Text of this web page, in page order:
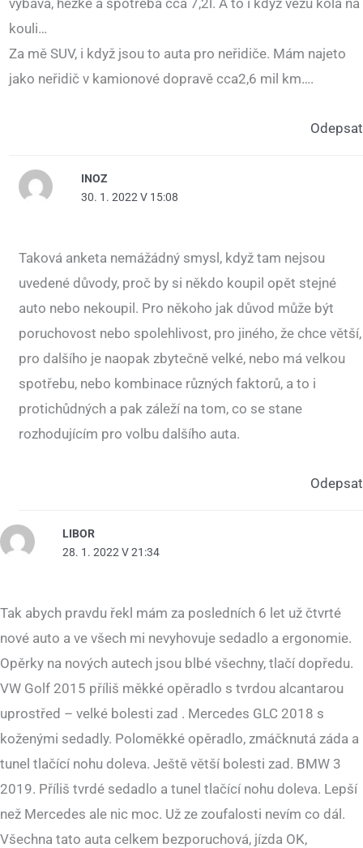
výbava, hezké a spotřeba cca 7,2l. A to i když vezu kola na
kouli…
Za mě SUV, i když jsou to auta pro neřidiče. Mám najeto
jako neřidič v kamionové dopravě cca2,6 mil km….
Odepsat
INOZ
30. 1. 2022 V 15:08
Taková anketa nemážádný smysl, když tam nejsou
uvedené důvody, proč by si někdo koupil opět stejné
auto nebo nekoupil. Pro někoho jak důvod může být
poruchovost nebo spolehlivost, pro jiného, že chce větší,
pro dalšího je naopak zbytečně velké, nebo má velkou
spotřebu, nebo kombinace různých faktorů, a to i
protichůdných a pak záleží na tom, co se stane
rozhodujícím pro volbu dalšího auta.
Odepsat
LIBOR
28. 1. 2022 V 21:34
Tak abych pravdu řekl mám za posledních 6 let už čtvrté
nové auto a ve všech mi nevyhovuje sedadlo a ergonomie.
Opěrky na nových autech jsou blbé všechny, tlačí dopředu.
VW Golf 2015 příliš měkké opěradlo s tvrdou alcantarou
uprostřed – velké bolesti zad . Mercedes GLC 2018 s
koženými sedadly. Poloměkké opěradlo, zmáčknutá záda a
tunel tlačící nohu doleva. Ještě větší bolesti zad. BMW 3
2019. Příliš tvrdé sedadlo a tunel tlačící nohu doleva. Lepší
než Mercedes ale nic moc. Už ze zoufalosti nevím co dál.
Všechna tato auta celkem bezporuchová, jízda OK,